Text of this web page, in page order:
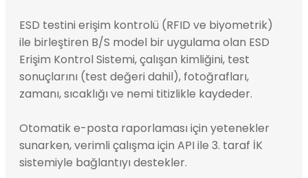
ESD testini erişim kontrolü (RFID ve biyometrik)
ile birleştiren B/S model bir uygulama olan ESD
Erişim Kontrol Sistemi, çalışan kimliğini, test
sonuçlarını (test değeri dahil), fotoğrafları,
zamanı, sıcaklığı ve nemi titizlikle kaydeder.
Otomatik e-posta raporlaması için yetenekler
sunarken, verimli çalışma için API ile 3. taraf İK
sistemiyle bağlantıyı destekler.